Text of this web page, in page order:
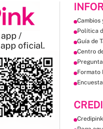
/
oficial.
Cambios
Política
Guía de
Centro
Formato
Credipink